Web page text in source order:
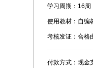
学习周期： 16周
使用教材： 自编
考核发证： 合格
付款方式： 现金